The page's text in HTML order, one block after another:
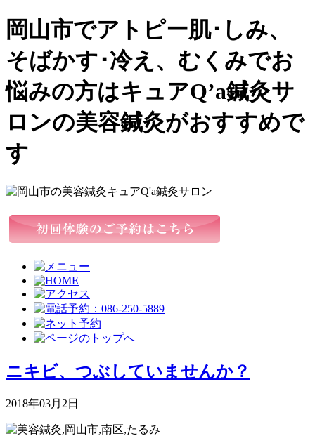
岡山市でアトピー肌･しみ、
そばかす･冷え、むくみでお
悩みの方はキュアQ’a鍼灸サ
ロンの美容鍼灸がおすすめで
す
ニキビ、つぶしていませんか？
2018年03月2日